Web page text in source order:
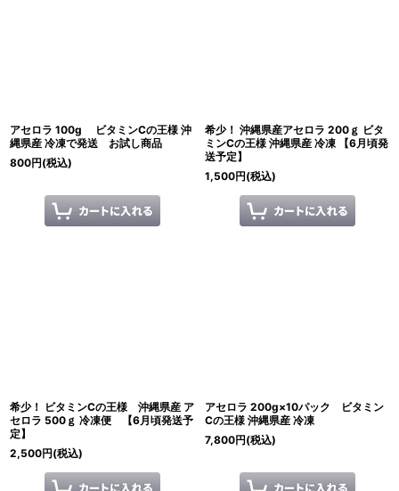
アセロラ 100g ビタミンCの王様 沖
縄県産 冷凍で発送 お試し商品
800円(税込)
希少！ 沖縄県産アセロラ 200ｇ ビタ
ミンCの王様 沖縄県産 冷凍 【6月頃発
送予定】
1,500円(税込)
希少！ ビタミンCの王様 沖縄県産 ア
セロラ 500ｇ 冷凍便 【6月頃発送予
定】
2,500円(税込)
アセロラ 200g×10パック ビタミン
Cの王様 沖縄県産 冷凍
7,800円(税込)